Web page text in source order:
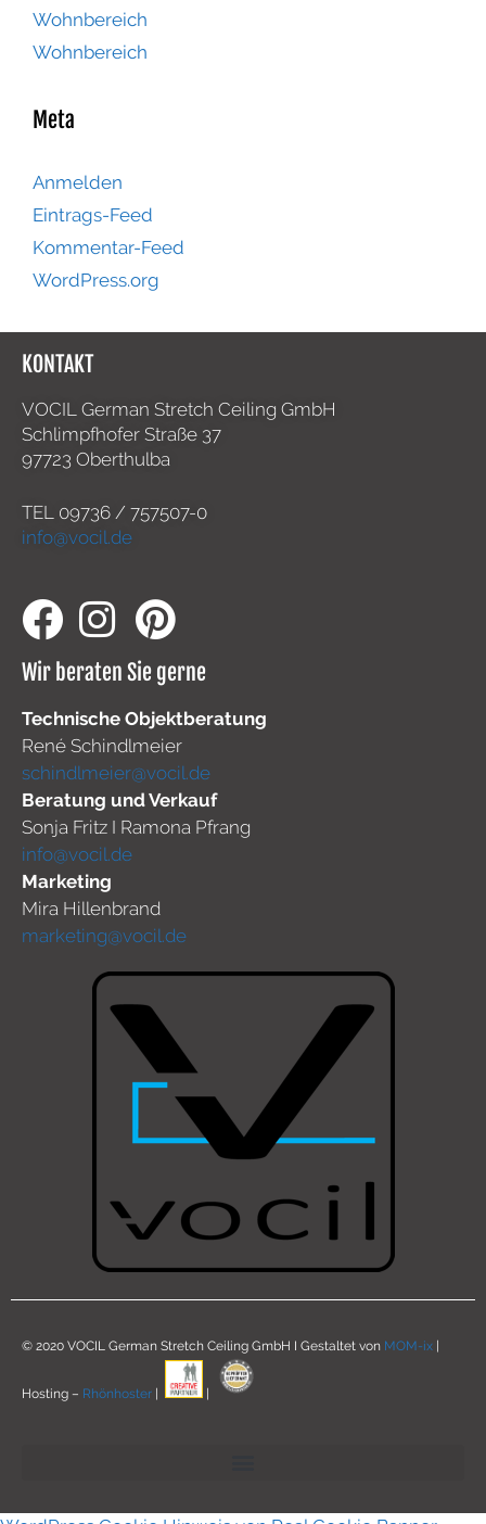
Wohnbereich
Wohnbereich
Meta
Anmelden
Eintrags-Feed
Kommentar-Feed
WordPress.org
KONTAKT
VOCIL German Stretch Ceiling GmbH
Schlimpfhofer Straße 37
97723 Oberthulba
TEL 09736 / 757507-0
info@vocil.de
Wir beraten Sie gerne
Technische Objektberatung
René Schindlmeier
schindlmeier@vocil.de
Beratung und Verkauf
Sonja Fritz I Ramona Pfrang
info@vocil.de
Marketing
Mira Hillenbrand
marketing@vocil.de
© 2020 VOCIL German Stretch Ceiling GmbH I Gestaltet von MOM-ix |
Hosting – Rhönhoster | |